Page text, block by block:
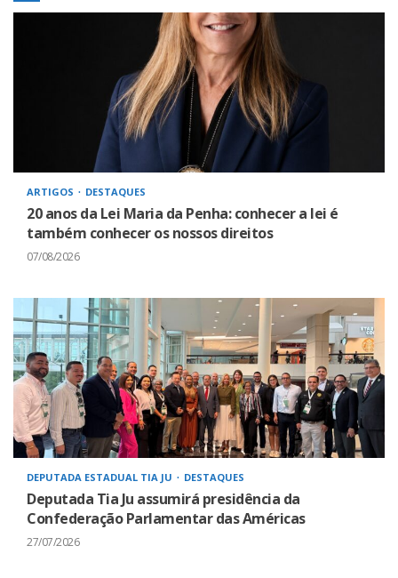
ARTIGOS DESTAQUES
20 anos da Lei Maria da Penha: conhecer a lei é
também conhecer os nossos direitos
07/08/2026
DEPUTADA ESTADUAL TIA JU DESTAQUES
Deputada Tia Ju assumirá presidência da
Confederação Parlamentar das Américas
27/07/2026